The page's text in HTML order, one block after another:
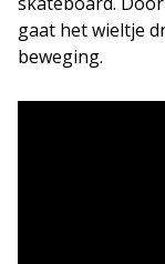
gaat het wieltje
beweging.